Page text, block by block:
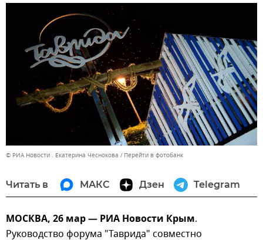
© РИА Новости . Екатерина Чеснокова Перейти в фотобанк
Читать в МАКС Дзен Telegram
МОСКВА, 26 мар — РИА Новости Крым.
Руководство форума "Таврида" совместно